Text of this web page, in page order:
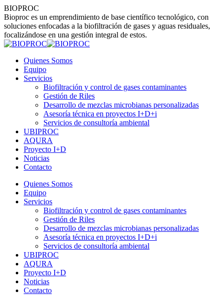
Skip
to
content
BIOPROC
Bioproc es un emprendimiento de base científico tecnológico, con
soluciones enfocadas a la biofiltración de gases y aguas residuales,
focalizándose en una gestión integral de estos.
Quienes Somos
Equipo
Servicios
Biofiltración y control de gases contaminantes
Gestión de Riles
Desarrollo de mezclas microbianas personalizadas
Asesoría técnica en proyectos I+D+i
Servicios de consultoría ambiental
UBIPROC
AQURA
Proyecto I+D
Noticias
Contacto
Linkedin
page
opens
Instagram
page
opens
Quienes Somos
Equipo
Servicios
Biofiltración y control de gases contaminantes
Gestión de Riles
Desarrollo de mezclas microbianas personalizadas
Asesoría técnica en proyectos I+D+i
Servicios de consultoría ambiental
UBIPROC
AQURA
Proyecto I+D
Noticias
Contacto